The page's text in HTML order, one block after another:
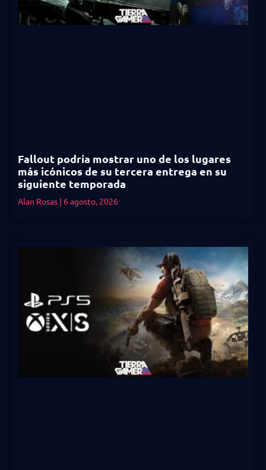
Fallout podría mostrar uno de los lugares
más icónicos de su tercera entrega en su
siguiente temporada
Alan Rosas 6 agosto, 2026